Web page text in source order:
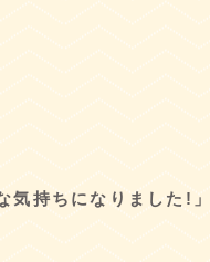
気持ちになりました!